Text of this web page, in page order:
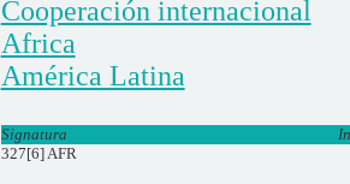
Cooperación internacional
Africa
América Latina
Signatura
327[6] AFR